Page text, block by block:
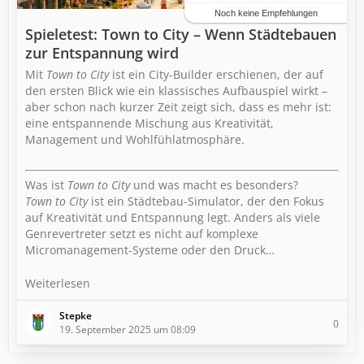
Noch keine Empfehlungen
Spieletest: Town to City – Wenn Städtebauen
zur Entspannung wird
Mit Town to Cityist ein City-Builder erschienen, der auf
den ersten Blick wie ein klassisches Aufbauspiel wirkt –
aber schon nach kurzer Zeit zeigt sich, dass es mehr ist:
eine entspannende Mischung aus Kreativität,
Management und Wohlfühlatmosphäre.
Was ist Town to Cityund was macht es besonders?
Town to Cityist ein Städtebau-Simulator, der den Fokus
auf Kreativität und Entspannung legt. Anders als viele
Genrevertreter setzt es nicht auf komplexe
Micromanagement-Systeme oder den Druck…
Weiterlesen
Stepke
19. September 2025 um 08:09
0